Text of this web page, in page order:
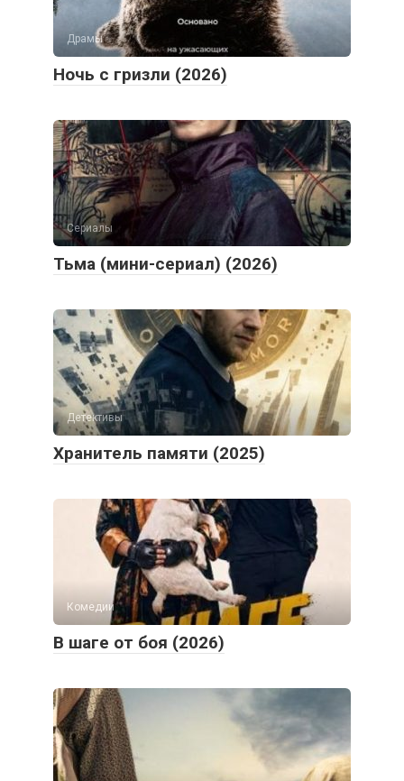
Драмы
Ночь с гризли (2026)
Сериалы
Тьма (мини-сериал) (2026)
Детективы
Хранитель памяти (2025)
Комедии
В шаге от боя (2026)